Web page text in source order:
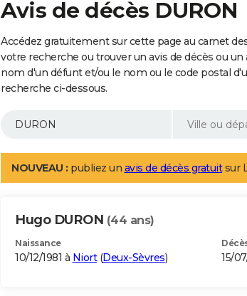
Avis de décès DURON
Accédez gratuitement sur cette page au carnet
votre recherche ou trouver un avis de décès ou
nom d'un défunt et/ou le nom ou le code postal
recherche ci-dessous.
NOUVEAU : publiez un avis de décès gratuitsur
Hugo DURON (44 ans)
Naissance
10/12/1981 à Niort(Deux-Sèvres) 15/